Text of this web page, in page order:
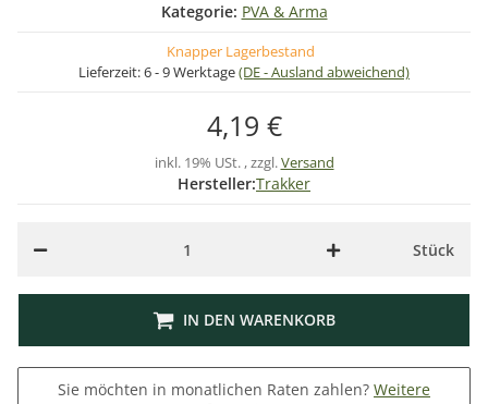
Kategorie: PVA & Arma
Knapper Lagerbestand
Lieferzeit:6 - 9 Werktage(DE - Ausland abweichend)
4,19 €
inkl. 19% USt. , zzgl.Versand
Hersteller:Trakker
Stück
IN DEN WARENKORB
Sie möchten in monatlichen Raten zahlen? Weitere